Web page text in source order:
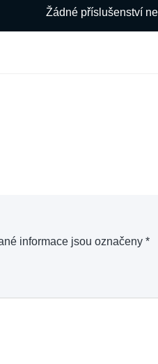
Žádné příslušenství
informace jsou označeny *